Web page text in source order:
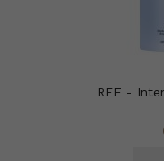
REF -